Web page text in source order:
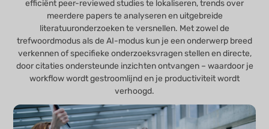
efficiënt peer-reviewed studies te lokaliseren, trends over
meerdere papers te analyseren en uitgebreide
literatuuronderzoeken te versnellen. Met zowel de
trefwoordmodus als de AI-modus kun je een onderwerp breed
verkennen of specifieke onderzoeksvragen stellen en directe,
door citaties ondersteunde inzichten ontvangen – waardoor je
workflow wordt gestroomlijnd en je productiviteit wordt
verhoogd.